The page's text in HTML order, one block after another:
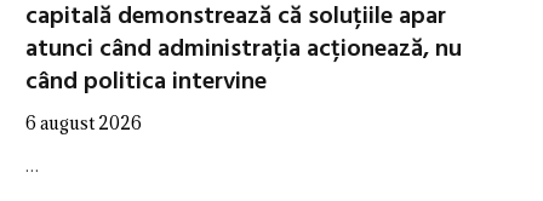
capitală demonstrează că soluțiile apar
atunci când administrația acționează, nu
când politica intervine
6 august 2026
…